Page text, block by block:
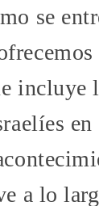
se
incluye
a lo